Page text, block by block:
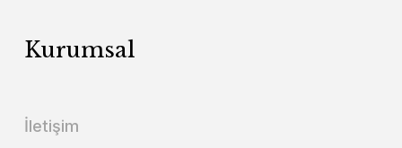
Kurumsal
İletişim